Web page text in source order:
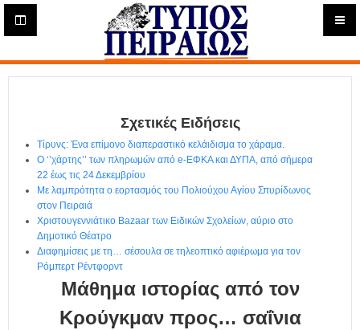
Η
ε
ρ
Σχετικές Ειδήσεις
Τίρυνς: Ένα επίμονο διαπεραστικό κελάιδισμα το χάραμα.
Ο ‘’χάρτης’’ των πληρωμών από e-ΕΦΚΑ και ΔΥΠΑ, από σήμερα
22 έως τις 24 Δεκεμβρίου
Με λαμπρότητα ο εορτασμός του Πολιούχου Αγίου Σπυρίδωνος
στον Πειραιά
Χριστουγεννιάτικο Bazaar των Ειδικών Σχολείων, αύριο στο
Δημοτικό Θέατρο
Διαφημίσεις με τη… σέσουλα σε τηλεοπτικό αφιέρωμα για τον
Ρόμπερτ Ρέντφορντ
Μάθημα ιστορίας από τον
Κρούγκμαν προς… σαΐνια